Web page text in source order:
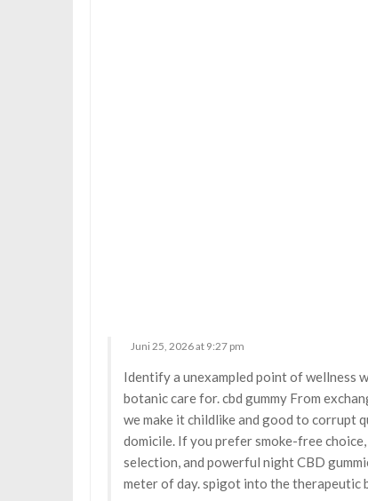
Juni 25, 2026 at 9:27 pm
Identify a unexampled point of wellness
botanic care for.cbd gummy From
we make it childlike and good to corrupt
domicile. If you prefer smoke-free
selection, and powerful night CBD
meter of day. spigot into the